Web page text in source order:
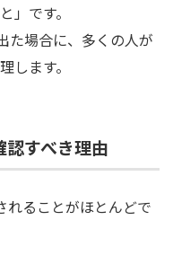
」です。
た場合に、多くの人が
します。
認すべき理由
れることがほとんどで